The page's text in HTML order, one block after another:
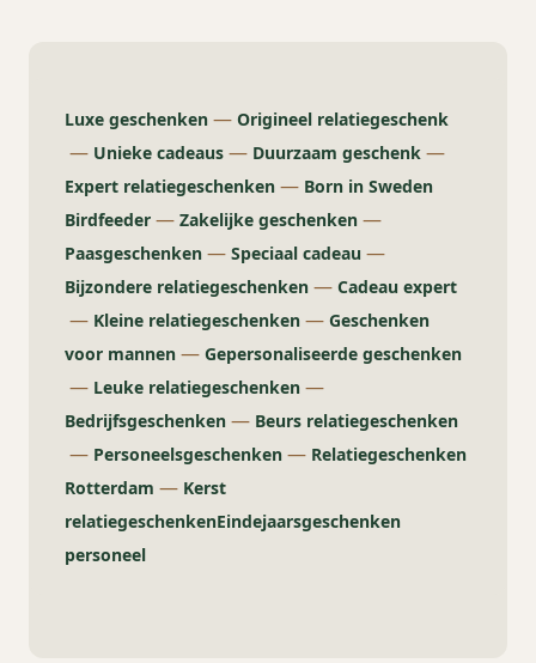
Luxe geschenken — Origineel relatiegeschenk
— Unieke cadeaus — Duurzaam geschenk —
Expert relatiegeschenken — Born in Sweden
Birdfeeder — Zakelijke geschenken —
Paasgeschenken — Speciaal cadeau —
Bijzondere relatiegeschenken — Cadeau expert
— Kleine relatiegeschenken — Geschenken
voor mannen — Gepersonaliseerde geschenken
— Leuke relatiegeschenken —
Bedrijfsgeschenken — Beurs relatiegeschenken
— Personeelsgeschenken — Relatiegeschenken
Rotterdam — Kerst
relatiegeschenkenEindejaarsgeschenken
personeel